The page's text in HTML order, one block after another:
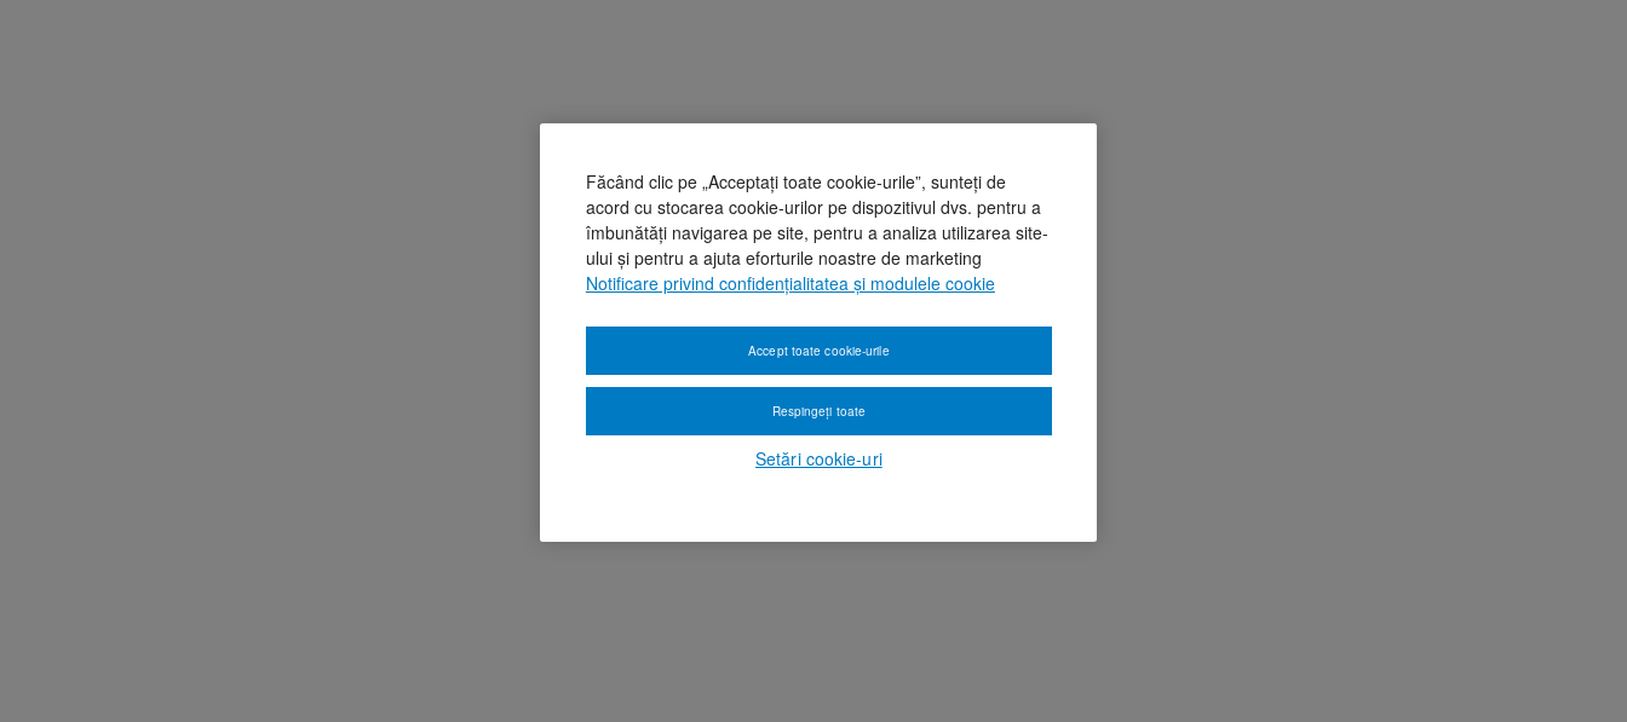
Făcând clic pe „Acceptați toate cookie-urile”, sunteți de
acord cu stocarea cookie-urilor pe dispozitivul dvs. pentru a
îmbunătăți navigarea pe site, pentru a analiza utilizarea site-
ului și pentru a ajuta eforturile noastre de marketing
Notificare privind confidențialitatea și modulele cookie
Setări cookie-uri
Respingeți toate
Accept toate cookie-urile